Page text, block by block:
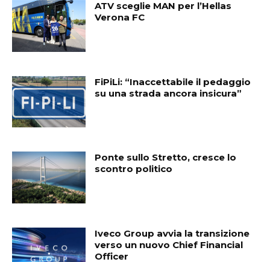
ATV sceglie MAN per l’Hellas
Verona FC
FiPiLi: “Inaccettabile il pedaggio
su una strada ancora insicura”
Ponte sullo Stretto, cresce lo
scontro politico
Iveco Group avvia la transizione
verso un nuovo Chief Financial
Officer